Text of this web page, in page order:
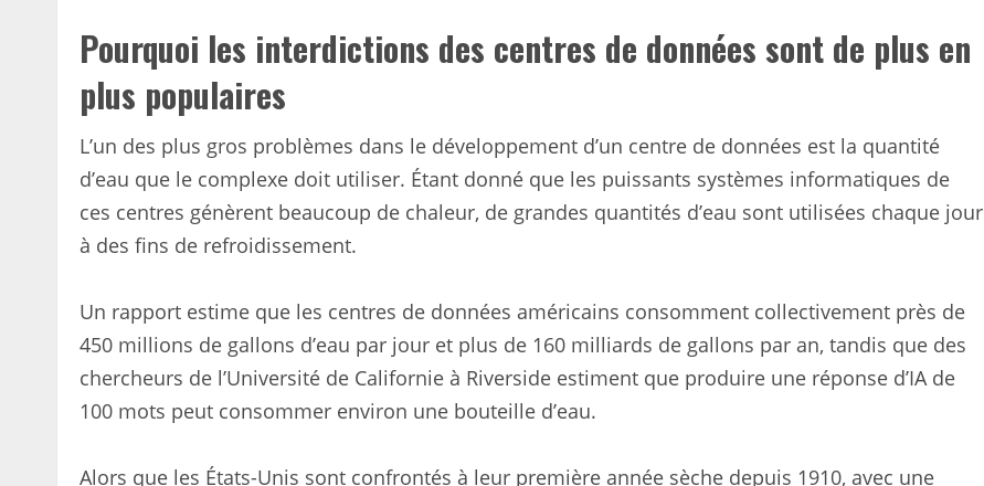
Pourquoi les interdictions des centres de données sont de plus en
plus populaires
L’un des plus gros problèmes dans le développement d’un centre de données est la quantité
d’eau que le complexe doit utiliser. Étant donné que les puissants systèmes informatiques de
ces centres génèrent beaucoup de chaleur, de grandes quantités d’eau sont utilisées chaque jour
à des fins de refroidissement.
Un rapport estime que les centres de données américains consomment collectivement près de
450 millions de gallons d’eau par jour et plus de 160 milliards de gallons par an, tandis que des
chercheurs de l’Université de Californie à Riverside estiment que produire une réponse d’IA de
100 mots peut consommer environ une bouteille d’eau.
Alors que les États-Unis sont confrontés à leur première année sèche depuis 1910, avec une